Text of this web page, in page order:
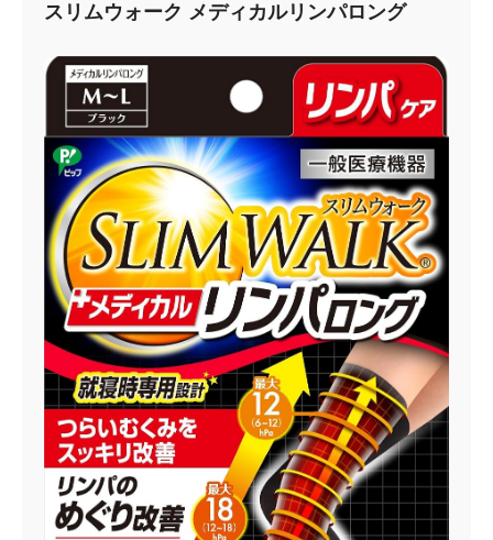
スリムウォーク メディカルリンパロング